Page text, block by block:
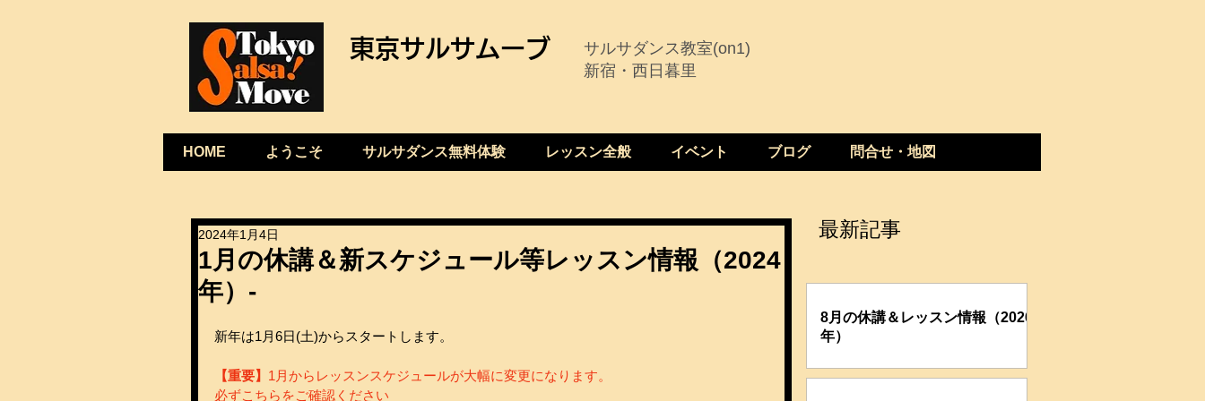
東京サルサムーブ
サルサダンス教室(on1)
新宿・西日暮里
HOME ようこそ サルサダンス無料体験 レッスン全般 イベント ブログ 問合せ・地図
1月の休講＆新スケジュール等レッスン情報（2024
年）-
2024年1月4日
新年は1月6日(土)からスタートします。
【重要】 1月からレッスンスケジュールが大幅に変更になります。
必ずこちらをご確認ください
最新記事
8月の休講＆レッスン情報（2026
年）